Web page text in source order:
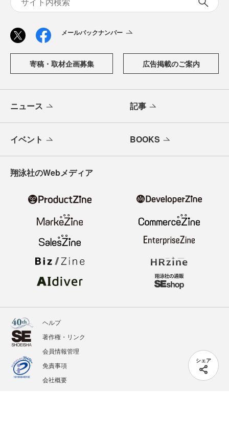
シェア
メールバックナンバー
寄稿・取材企画募集 広告掲載のご案内
ニュース 記事
イベント BOOKS
翔泳社のWebメディア
ヘルプ
著作権・リンク
会員情報管理
免責事項
会社概要